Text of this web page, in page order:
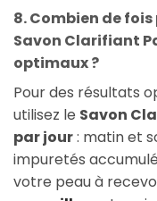
8. Combien de
Savon Clarifiant
optimaux ?
Pour des résultats
utilisez le Savon
par jour: matin et
impuretés
votre peau à